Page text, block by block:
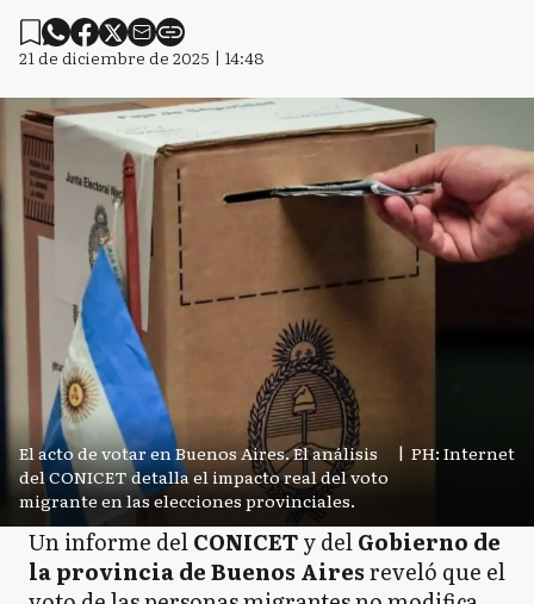
21 de diciembre de 2025 | 14:48
El acto de votar en Buenos Aires. El análisis
del CONICET detalla el impacto real del voto
migrante en las elecciones provinciales.
| PH: Internet
Un informe delCONICETy delGobierno de
la provincia de Buenos Airesreveló que el